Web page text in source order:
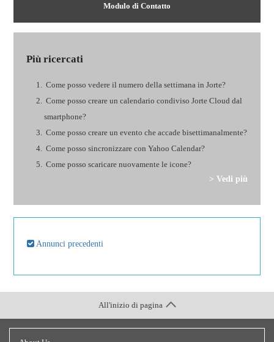
Modulo di Contatto
Più ricercati
Come posso vedere il numero della settimana in Jorte?
Come posso creare un calendario condiviso Jorte Cloud dal
smartphone?
Come posso creare un evento che accade bisettimanalmente?
Come posso sincronizzare con Yahoo Calendar?
Come posso scaricare nuovamente le icone?
> Vedi più
Annunci precedenti
All'inizio di pagina